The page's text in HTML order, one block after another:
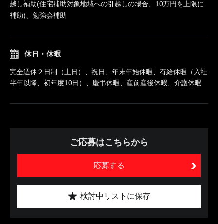
越し補助(住宅補助対象地域への引越しの場合、10万円を上限に
補助)、勉強会補助
休日・休暇
完全週休２日制（土日）、祝日、年末年始休暇、有給休暇（入社
半年以降、初年度10日）、慶弔休暇、産前産後休暇、介護休暇
ご応募はこちらから
応募する
検討中リストに保存